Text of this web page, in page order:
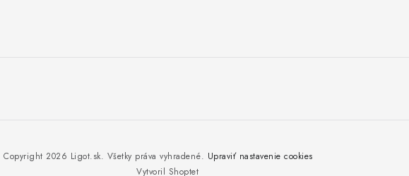
Vytvoril Shoptet
Copyright 2026 Ligot.sk. Všetky práva vyhradené. Upraviť nastavenie cookies